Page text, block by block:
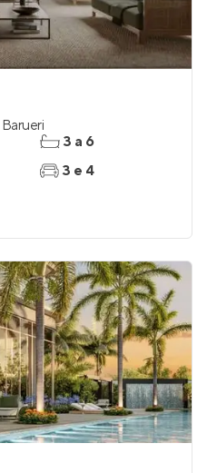
Barueri
3 a 6
3 e 4